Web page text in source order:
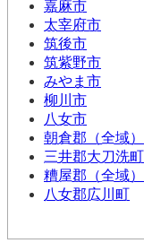
嘉麻市
太宰府市
筑後市
筑紫野市
みやま市
柳川市
八女市
朝倉郡（全域）
三井郡大刀洗町
糟屋郡（全域）
八女郡広川町